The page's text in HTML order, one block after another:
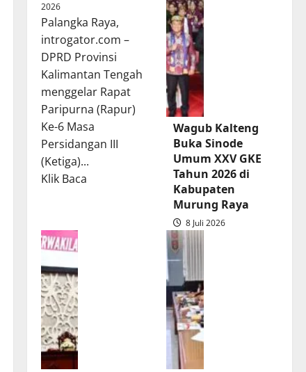
2026
Palangka Raya,
introgator.com –
DPRD Provinsi
Kalimantan Tengah
menggelar Rapat
Paripurna (Rapur)
Ke-6 Masa
Persidangan III
(Ketiga)...
Klik BacaRead
Wagub Kalteng
Buka Sinode
Umum XXV GKE
Tahun 2026 di
Kabupaten
Murung Raya
8 Juli 2026